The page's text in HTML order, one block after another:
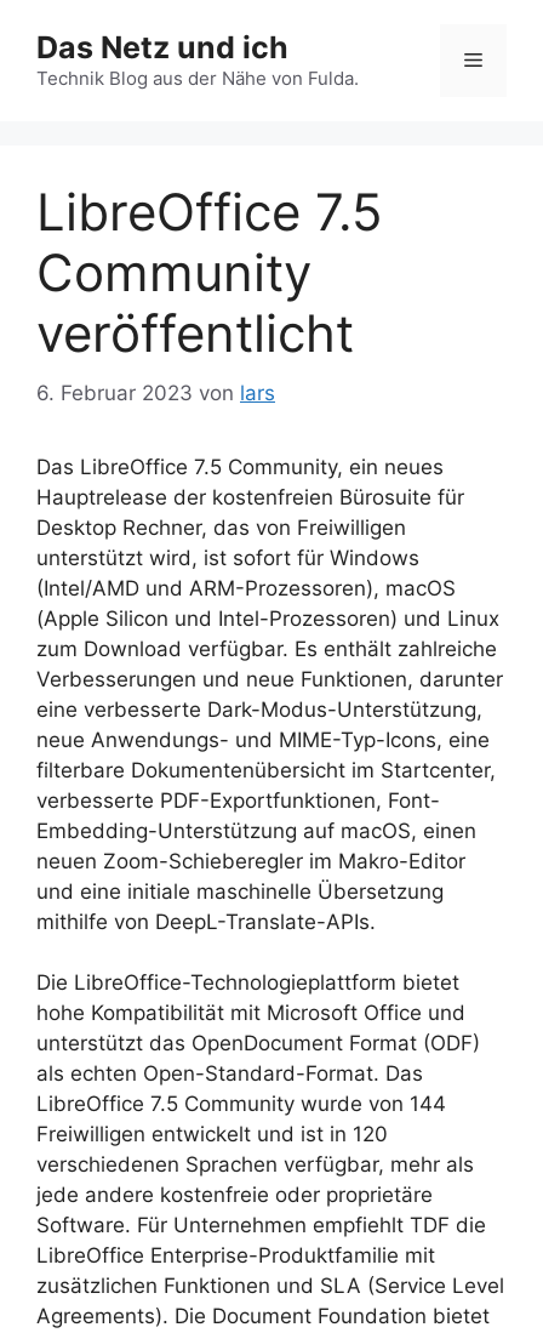
Inhalt
springen
Das Netz und ich
Technik Blog aus der Nähe von Fulda.
Menü
LibreOffice 7.5
Community
veröffentlicht
6. Februar 2023 von lars
Das LibreOffice 7.5 Community, ein neues
Hauptrelease der kostenfreien Bürosuite für
Desktop Rechner, das von Freiwilligen
unterstützt wird, ist sofort für Windows
(Intel/AMD und ARM-Prozessoren), macOS
(Apple Silicon und Intel-Prozessoren) und Linux
zum Download verfügbar. Es enthält zahlreiche
Verbesserungen und neue Funktionen, darunter
eine verbesserte Dark-Modus-Unterstützung,
neue Anwendungs- und MIME-Typ-Icons, eine
filterbare Dokumentenübersicht im Startcenter,
verbesserte PDF-Exportfunktionen, Font-
Embedding-Unterstützung auf macOS, einen
neuen Zoom-Schieberegler im Makro-Editor
und eine initiale maschinelle Übersetzung
mithilfe von DeepL-Translate-APIs.
Die LibreOffice-Technologieplattform bietet
hohe Kompatibilität mit Microsoft Office und
unterstützt das OpenDocument Format (ODF)
als echten Open-Standard-Format. Das
LibreOffice 7.5 Community wurde von 144
Freiwilligen entwickelt und ist in 120
verschiedenen Sprachen verfügbar, mehr als
jede andere kostenfreie oder proprietäre
Software. Für Unternehmen empfiehlt TDF die
LibreOffice Enterprise-Produktfamilie mit
zusätzlichen Funktionen und SLA (Service Level
Agreements). Die Document Foundation bietet